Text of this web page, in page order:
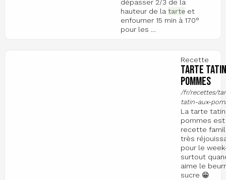
dépasser 2/3 de la
hauteur de la tarte et
enfourner 15 min à 170°
pour les …
Recette
Tarte
pommes
/fr/recettes/
tatin-aux-
La tarte tatin
pommes est
recette
très
pour le
surtout
aime le
sucre 😁